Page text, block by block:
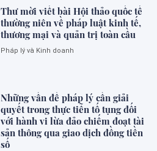
Thư mời viết bài Hội thảo quốc tế
thường niên về pháp luật kinh tế,
thương mại và quản trị toàn cầu
Pháp lý và Kinh doanh
Những vấn đề pháp lý cần giải
quyết trong thực tiễn tố tụng đối
với hành vi lừa đảo chiếm đoạt tài
sản thông qua giao dịch đồng tiền
số